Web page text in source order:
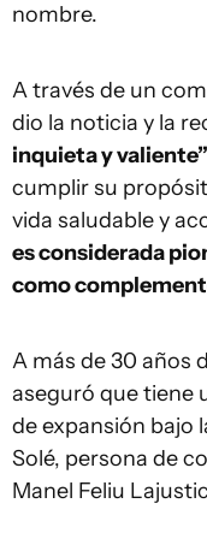
nombre.
A través de un
dio la noticia y la
inquieta y valiente”
cumplir su
vida saludable y
es considerada
como
A más de 30 años
aseguró que tiene
de expansión bajo
Solé, persona de
Manel Feliu